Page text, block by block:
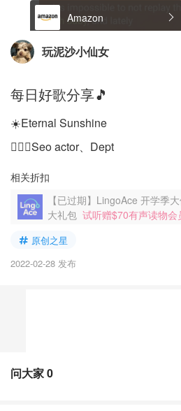
Amazon
玩泥沙小仙女
每日好歌分享🎵
☀️Eternal Sunshine
🙋🏻‍♀️Seo actor、Dept
相关折扣
【已过期】LingoAce 开学季
大礼包 试听赠$70有声读物
原创之星
2022-02-28 发布
问大家0